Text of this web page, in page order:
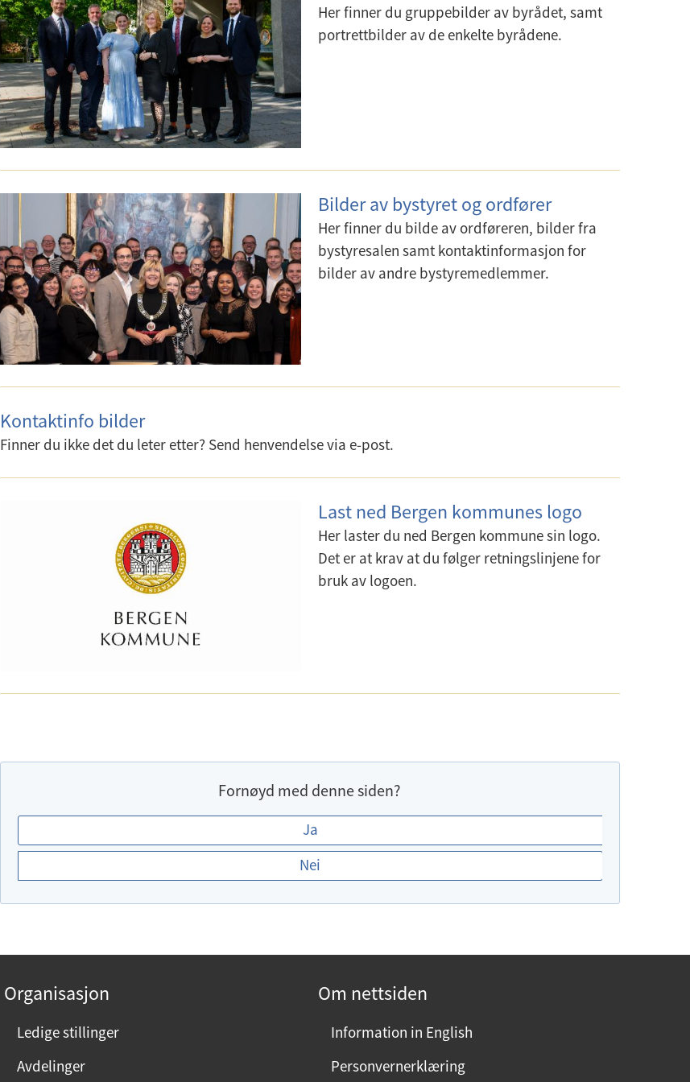
Her finner du gruppebilder av byrådet, samt
portrettbilder av de enkelte byrådene.
Bilder av bystyret og ordfører
Her finner du bilde av ordføreren, bilder fra
bystyresalen samt kontaktinformasjon for
bilder av andre bystyremedlemmer.
Kontaktinfo bilder
Finner du ikke det du leter etter? Send henvendelse via e-post.
Last ned Bergen kommunes logo
Her laster du ned Bergen kommune sin logo.
Det er at krav at du følger retningslinjene for
bruk av logoen.
Fornøyd med denne siden?
E
r
r
ø
y
m
Ja
Nei
Organisasjon
Ledige stillinger
Avdelinger
Om nettsiden
Information in English
Personvernerklæring